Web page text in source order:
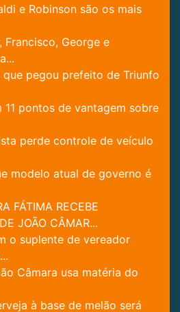
e Robinson são os mais
Francisco, George e
que pegou prefeito de Triunfo
11 pontos de vantagem sobre
perde controle de veículo
modelo atual de governo é
FÁTIMA RECEBE
JOÃO CÂMAR...
o suplente de vereador
Câmara usa matéria do
à base de melão será